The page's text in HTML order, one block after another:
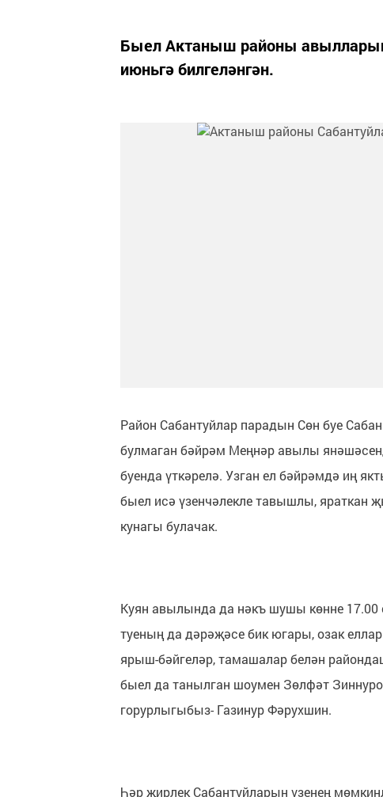
Быел Актаныш районы
июньгә билгеләнгән.
Район Сабантуйлар парадын Сөн буе
булмаган бәйрәм Меңнәр авылы
буенда үткәрелә. Узган ел бәйрәмдә иң
быел исә үзенчәлекле тавышлы, яраткан
кунагы булачак.
Куян авылында да нәкъ шушы көнне 17.00
туеның да дәрәҗәсе бик югары, озак
ярыш-бәйгеләр, тамашалар белән
быел да танылган шоумен Зөлфәт
горурлыгыбыз- Газинур Фәрухшин.
Һәр җирлек Сабантуйларын үзенең